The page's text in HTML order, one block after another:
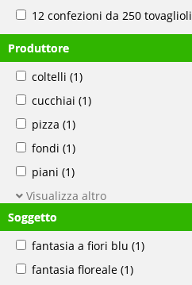
12 confezioni da 250 tovaglioli
Produttore
coltelli (1)
cucchiai (1)
pizza (1)
fondi (1)
piani (1)
Visualizza altro
Soggetto
fantasia a fiori blu (1)
fantasia floreale (1)